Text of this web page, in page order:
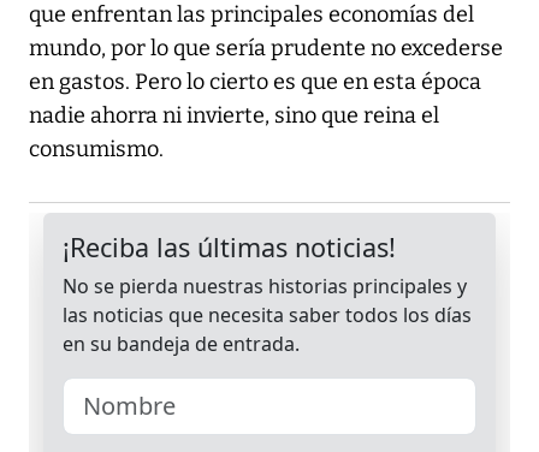
que enfrentan las principales economías del
mundo, por lo que sería prudente no excederse
en gastos. Pero lo cierto es que en esta época
nadie ahorra ni invierte, sino que reina el
consumismo.